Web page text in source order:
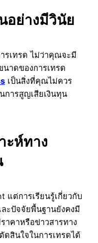
อย่างมีวินัย
รเทรด ไม่ว่าคุณจะมี
าดของการเทรด
เป็นสิ่งที่คุณไม่ควร
การสูญเสียเงินทุน
ะห์ทาง
แต่การเรียนรู้เกี่ยวกับ
ะปัจจัยพื้นฐานยังคงมี
าคาหรือข่าวสารทาง
สินใจในการเทรดได้